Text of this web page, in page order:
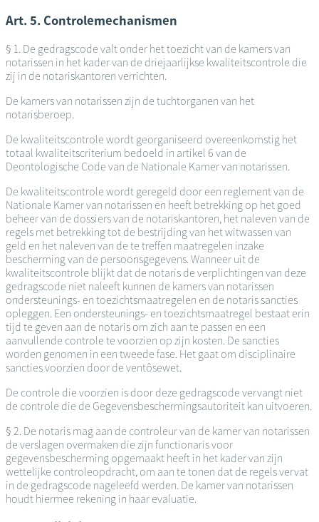
Art. 5. Controlemechanismen
§ 1. De gedragscode valt onder het toezicht van de kamers van
notarissen in het kader van de driejaarlijkse kwaliteitscontrole die
zij in de notariskantoren verrichten.
De kamers van notarissen zijn de tuchtorganen van het
notarisberoep.
De kwaliteitscontrole wordt georganiseerd overeenkomstig het
totaal kwaliteitscriterium bedoeld in artikel 6 van de
Deontologische Code van de Nationale Kamer van notarissen.
De kwaliteitscontrole wordt geregeld door een reglement van de
Nationale Kamer van notarissen en heeft betrekking op het goed
beheer van de dossiers van de notariskantoren, het naleven van de
regels met betrekking tot de bestrijding van het witwassen van
geld en het naleven van de te treffen maatregelen inzake
bescherming van de persoonsgegevens. Wanneer uit de
kwaliteitscontrole blijkt dat de notaris de verplichtingen van deze
gedragscode niet naleeft kunnen de kamers van notarissen
ondersteunings- en toezichtsmaatregelen en de notaris sancties
opleggen. Een ondersteunings- en toezichtsmaatregel bestaat erin
tijd te geven aan de notaris om zich aan te passen en een
aanvullende controle te voorzien op zijn kosten. De sancties
worden genomen in een tweede fase. Het gaat om disciplinaire
sancties voorzien door de ventôsewet.
De controle die voorzien is door deze gedragscode vervangt niet
de controle die de Gegevensbeschermingsautoriteit kan uitvoeren.
§ 2. De notaris mag aan de controleur van de kamer van notarissen
de verslagen overmaken die zijn functionaris voor
gegevensbescherming opgemaakt heeft in het kader van zijn
wettelijke controleopdracht, om aan te tonen dat de regels vervat
in de gedragscode nageleefd werden. De kamer van notarissen
houdt hiermee rekening in haar evaluatie.